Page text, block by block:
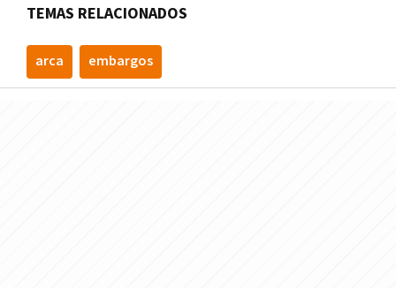
TEMAS RELACIONADOS
arca embargos